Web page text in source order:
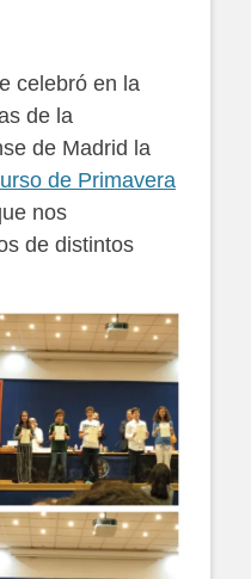
celebró en la
de la
de Madrid la
de Primavera
nos
de distintos